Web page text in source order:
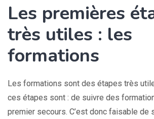
Les premières
très utiles : les
formations
Les formations sont des étapes très
ces étapes sont : de suivre des
premier secours. C’est donc faisable de